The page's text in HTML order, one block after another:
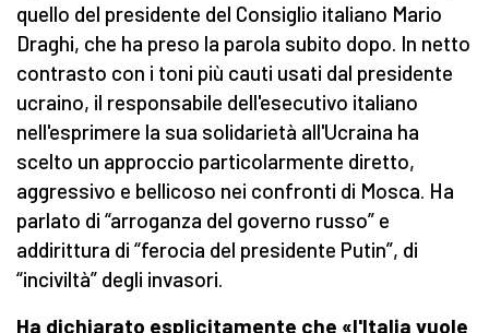
quello del presidente del Consiglio italiano Mario
Draghi, che ha preso la parola subito dopo. In netto
contrasto con i toni più cauti usati dal presidente
ucraino, il responsabile dell'esecutivo italiano
nell'esprimere la sua solidarietà all'Ucraina ha
scelto un approccio particolarmente diretto,
aggressivo e bellicoso nei confronti di Mosca. Ha
parlato di “arroganza del governo russo” e
addirittura di “ferocia del presidente Putin”, di
“inciviltà” degli invasori.
Ha dichiarato esplicitamente che «l'Italia vuole